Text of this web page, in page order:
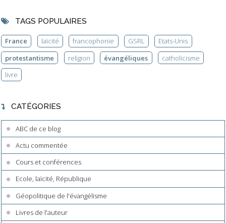
TAGS POPULAIRES
France laïcité francophonie GSRL
Etats-Unis
protestantisme
religion évangéliques
catholicisme
livre
CATÉGORIES
ABC de ce blog
Actu commentée
Cours et conférences
Ecole, laïcité, République
Géopolitique de l'évangélisme
Livres de l'auteur